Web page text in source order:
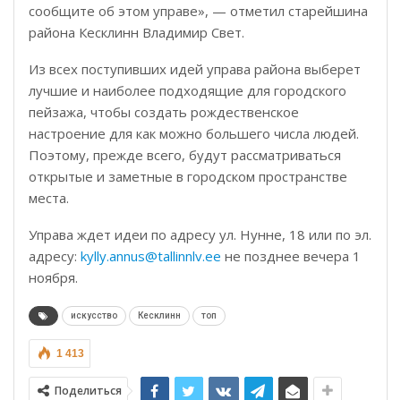
сообщите об этом управе», — отметил старейшина
района Кесклинн Владимир Свет.
Из всех поступивших идей управа района выберет
лучшие и наиболее подходящие для городского
пейзажа, чтобы создать рождественское
настроение для как можно большего числа людей.
Поэтому, прежде всего, будут рассматриваться
открытые и заметные в городском пространстве
места.
Управа ждет идеи по адресу ул. Нунне, 18 или по эл.
адресу: kylly.annus@tallinnlv.ee не позднее вечера 1
ноября.
искусство Кесклинн топ
1 413
Поделиться